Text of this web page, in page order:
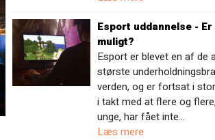
Esport uddannelse - Er
muligt?
Esport er blevet en af de
største
verden, og er fortsat i
i takt med at flere og
unge, har fået inte…
Læs mere